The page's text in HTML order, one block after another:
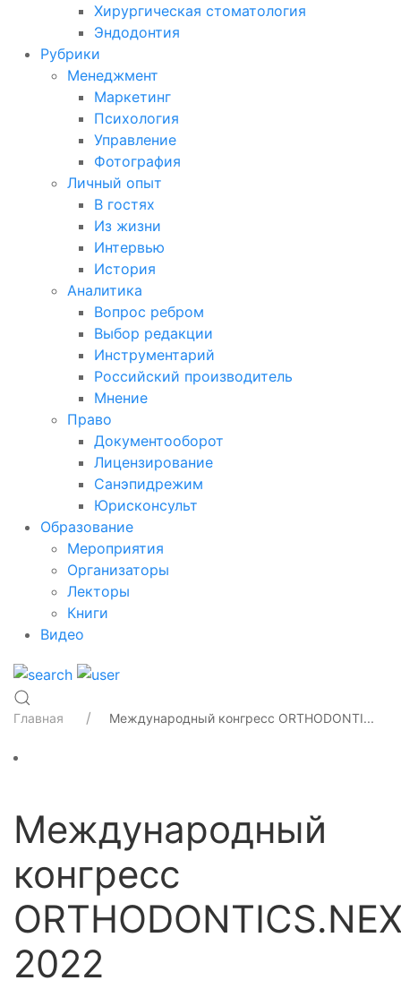
Хирургическая стоматология
Эндодонтия
Рубрики
Менеджмент
Маркетинг
Психология
Управление
Фотография
Личный опыт
В гостях
Из жизни
Интервью
История
Аналитика
Вопрос ребром
Выбор редакции
Инструментарий
Российский производитель
Мнение
Право
Документооборот
Лицензирование
Санэпидрежим
Юрисконсульт
Образование
Мероприятия
Организаторы
Лекторы
Книги
Видео
Главная Международный конгресс ORTHODONTI...
Международный
конгресс
2022